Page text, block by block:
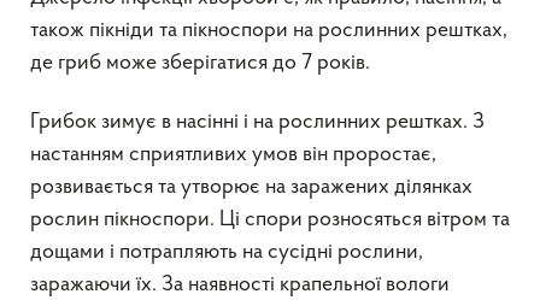
також пікніди та пікноспори на рослинних рештках,
де гриб може зберігатися до 7 років.
Грибок зимує в насінні і на рослинних рештках. З
настанням сприятливих умов він проростає,
розвивається та утворює на заражених ділянках
рослин пікноспори. Ці спори розносяться вітром та
дощами і потрапляють на сусідні рослини,
заражаючи їх. За наявності крапельної вологи